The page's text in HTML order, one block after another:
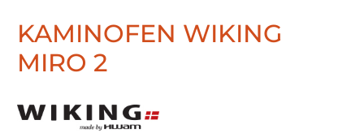
KAMINOFEN WIKING
MIRO 2